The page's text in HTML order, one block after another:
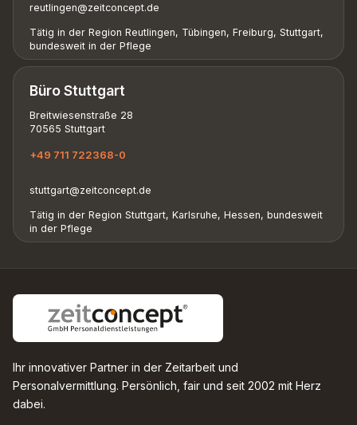
reutlingen@zeitconcept.de
Tätig in der Region Reutlingen, Tübingen, Freiburg, Stuttgart,
bundesweit in der Pflege
Büro Stuttgart
Breitwiesenstraße 28
70565 Stuttgart
+49 711 722368-0
stuttgart@zeitconcept.de
Tätig in der Region Stuttgart, Karlsruhe, Hessen, bundesweit
in der Pflege
Ihr innovativer Partner in der Zeitarbeit und
Personalvermittlung. Persönlich, fair und seit 2002 mit Herz
dabei.